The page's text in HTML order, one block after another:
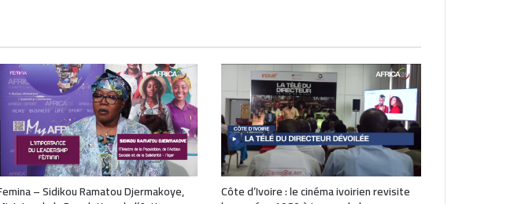
– Sidikou Ramatou Djermakoye, Côte d’Ivoire : le cinéma ivoirien revisite